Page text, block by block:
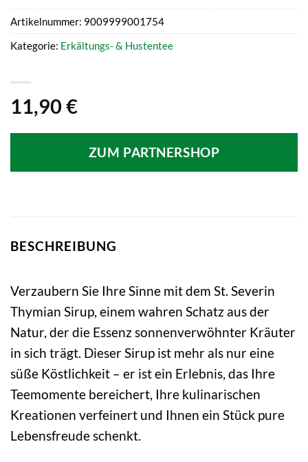
11,90 €
ZUM PARTNERSHOP
Artikelnummer: 9009999001754
Kategorie: Erkältungs- & Hustentee
BESCHREIBUNG
Verzaubern Sie Ihre Sinne mit dem St. Severin
Thymian Sirup, einem wahren Schatz aus der
Natur, der die Essenz sonnenverwöhnter Kräuter
in sich trägt. Dieser Sirup ist mehr als nur eine
süße Köstlichkeit – er ist ein Erlebnis, das Ihre
Teemomente bereichert, Ihre kulinarischen
Kreationen verfeinert und Ihnen ein Stück pure
Lebensfreude schenkt.